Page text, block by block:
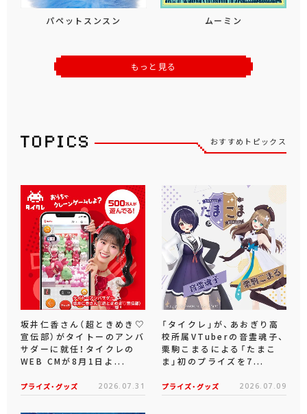
パペットスンスン ムーミン
もっと見る
おすすめトピックス
坂井仁香さん（超ときめき♡
宣伝部）がタイトーのアンバ
サダーに就任！タイクレの
WEB CMが8月1日よ...
プライズ・グッズ 2026.07.31
「タイクレ」が、あおぎり高
校所属VTuberの音霊魂子、
栗駒こまるによる「たまこ
ま」初のプライズを7...
プライズ・グッズ 2026.07.09